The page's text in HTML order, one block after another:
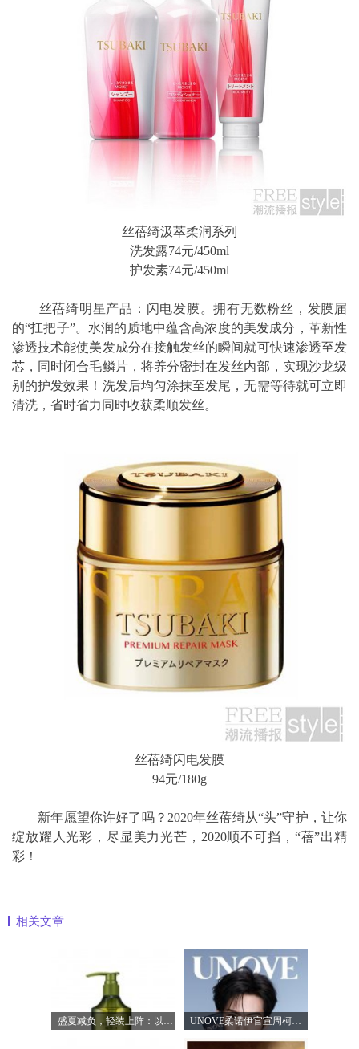
丝蓓绮汲萃柔润系列
洗发露74元/450ml
护发素74元/450ml
丝蓓绮明星产品：闪电发膜。拥有无数粉丝，发膜届
的“扛把子”。水润的质地中蕴含高浓度的美发成分，革新性
渗透技术能使美发成分在接触发丝的瞬间就可快速渗透至发
芯，同时闭合毛鳞片，将养分密封在发丝内部，实现沙龙级
别的护发效果！洗发后均匀涂抹至发尾，无需等待就可立即
清洗，省时省力同时收获柔顺发丝。
丝蓓绮闪电发膜
94元/180g
新年愿望你许好了吗？2020年丝蓓绮从“头”守护，让你
绽放耀人光彩，尽显美力光芒，2020顺不可挡，“蓓”出精
彩！
相关文章
盛夏减负，轻装上阵：以臻品好物焕新生 UNOVE柔诺伊官宣周柯宇成为品牌护发代言